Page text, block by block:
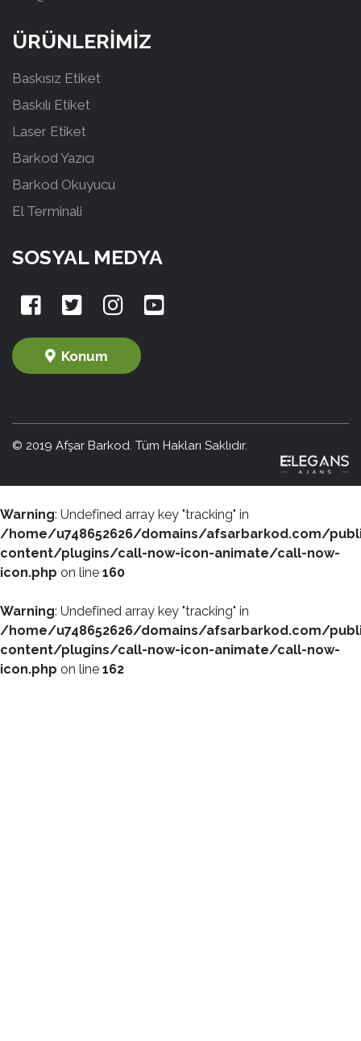
ÜRÜNLERİMİZ
Baskısız Etiket
Baskılı Etiket
Laser Etiket
Barkod Yazıcı
Barkod Okuyucu
El Terminali
SOSYAL MEDYA
Konum
© 2019 Afşar Barkod. Tüm Hakları Saklıdır.
Warning: Undefined array key "tracking" in
/home/u748652626/domains/afsarbarkod.com/
content/plugins/call-now-icon-animate/call-now-
icon.php on line 160
Warning: Undefined array key "tracking" in
/home/u748652626/domains/afsarbarkod.com/
content/plugins/call-now-icon-animate/call-now-
icon.php on line 162